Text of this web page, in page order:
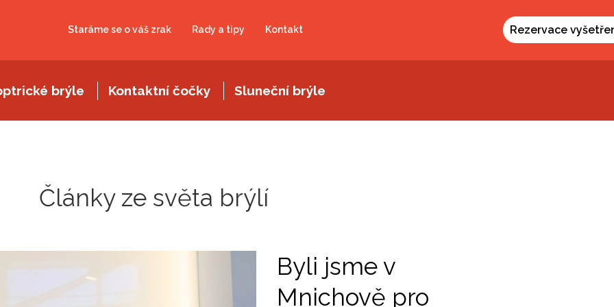
Staráme se o váš zrak Rady a tipy Kontakt Rezervace
brýle Kontaktní čočky Sluneční brýle
Články ze světa brýlí
Byli jsme v
Mnichově pro